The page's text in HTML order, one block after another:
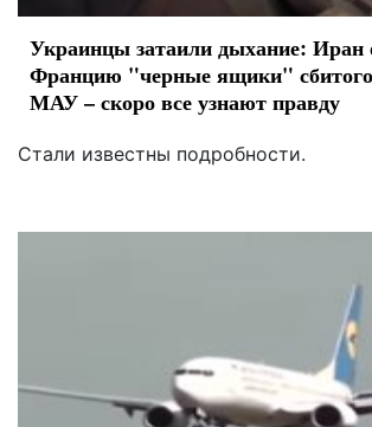
Украинцы затаили дыхание: Иран
Францию "черные ящики" сбитого
МАУ – скоро все узнают правду
Стали известны подробности.